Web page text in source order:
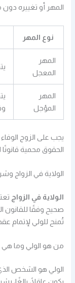
المهر أو تغييره دون
نوع المهر
المهر
المعجل
المهر
المؤجل
يجب على الزوج الوفاء
الحقوق محمية
الولاية في الزواج
الولاية في الزواج
صحيح وفقًا للقانون
تُمنح للولي لإتمام عقد
من هو الولي وما
الولي هو الشخص